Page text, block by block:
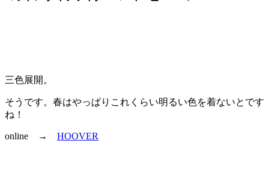
三色展開。
そうです。春はやっぱりこれくらい明るい色を着ないとです
ね！
online → HOOVER